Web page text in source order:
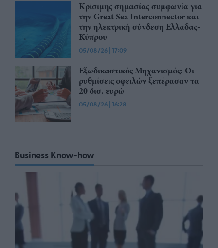
Κρίσιμης σημασίας συμφωνία για
την Great Sea Interconnector και
την ηλεκτρική σύνδεση Ελλάδας-
Κύπρου
05/08/26 | 17:09
Εξωδικαστικός Μηχανισμός: Οι
ρυθμίσεις οφειλών ξεπέρασαν τα
20 δισ. ευρώ
05/08/26 | 16:28
Business Know-how